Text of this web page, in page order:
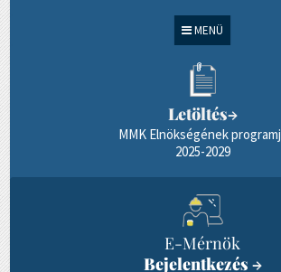
MENÜ
Letöltés→
MMK Elnökségének
2025-2029
E-Mérnök
Bejelentkezés →